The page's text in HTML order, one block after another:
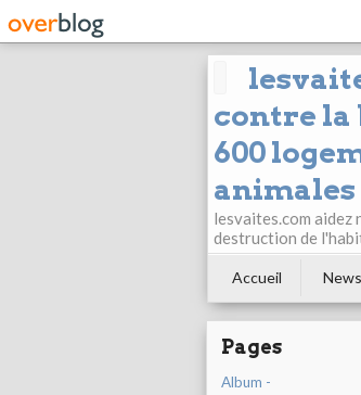
contre la
600
animales
lesvaites.com aidez
destruction de
Accueil
Pages
Album -